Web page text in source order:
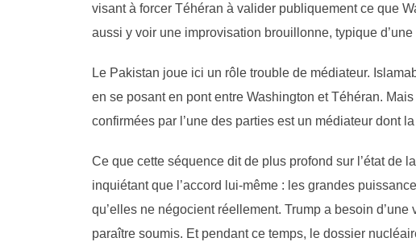
visant à forcer Téhéran à valider publiquement ce que
aussi y voir une improvisation brouillonne, typique
Le Pakistan joue ici un rôle trouble de médiateur.
en se posant en pont entre Washington et Téhéran.
confirmées par l’une des parties est un médiateur dont
Ce que cette séquence dit de plus profond sur l’état de
inquiétant que l’accord lui-même : les grandes
qu’elles ne négocient réellement. Trump a besoin
paraître soumis. Et pendant ce temps, le dossier